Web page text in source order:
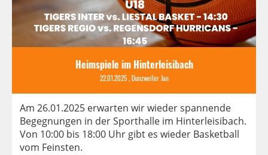
Heimspiele im Hinterleisibach
22.01.2025, Dunzweiler Jan
Am 26.01.2025 erwarten wir wieder spannende
Begegnungen in der Sporthalle im Hinterleisibach.
Von 10:00 bis 18:00 Uhr gibt es wieder Basketball
vom Feinsten.